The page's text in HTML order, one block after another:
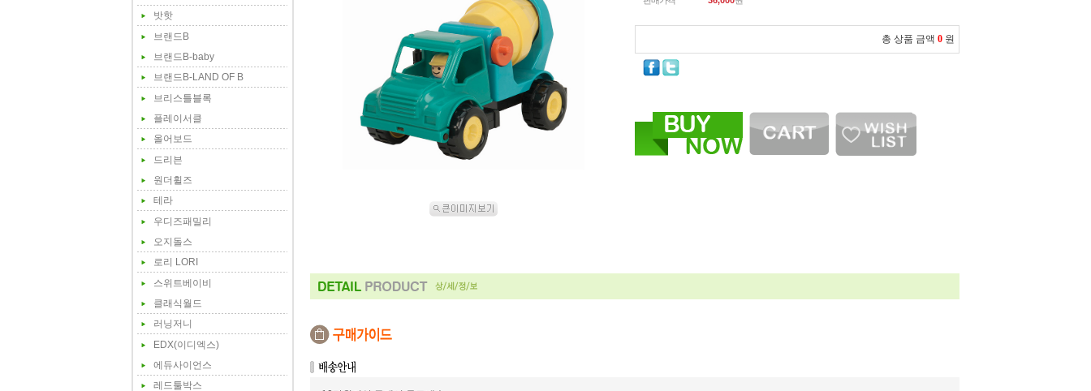
밧핫
브랜드B
브랜드B-baby
브랜드B-LAND OF B
브리스틀블록
플레이서클
올어보드
드리븐
원더휠즈
테라
우디즈패밀리
오지돌스
로리 LORI
스위트베이비
클래식월드
러닝저니
EDX(이디엑스)
에듀사이언스
레드툴박스
총 상품 금액 0 원